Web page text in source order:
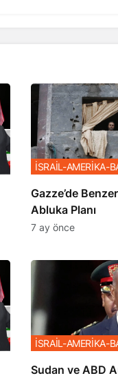
​​​​​​​Gazze’de
Abluka Planı
İSRAİL-AMERİKA-
7 ay önce
Sudan ve ABD
İSRAİL-AMERİKA-